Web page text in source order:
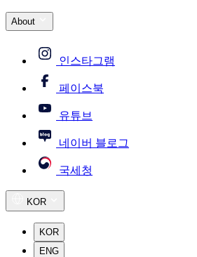
About
인스타그램
페이스북
유튜브
네이버 블로그
국세청
KOR
KOR
ENG